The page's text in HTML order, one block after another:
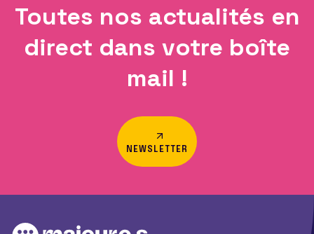
Toutes nos actualités en
direct dans votre boîte
mail !
NEWSLETTER